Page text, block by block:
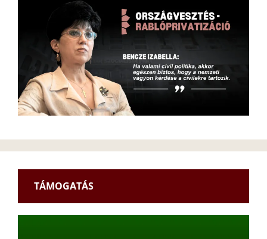
TÁMOGATÁS